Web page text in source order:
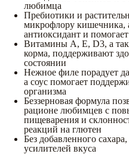
любимца
Пребиотики и
микрофлору кишечника,
антиоксидант и
Витамины А, Е, D3, а
корма, поддерживают
состоянии
Нежное филе порадует
а соус помогает
организма
Беззерновая формула
рационе любимцев с
пищеварения и
реакций на глютен
Без добавленного
усилителей вкуса